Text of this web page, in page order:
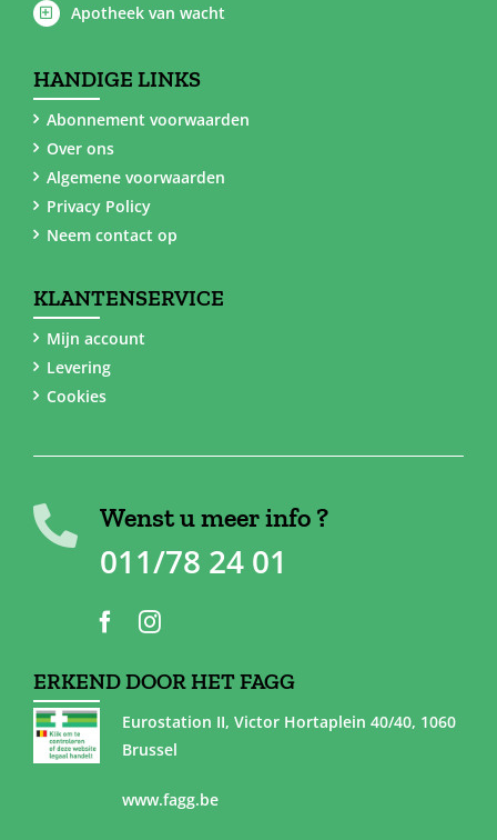
Apotheek van wacht
HANDIGE LINKS
Abonnement voorwaarden
Over ons
Algemene voorwaarden
Privacy Policy
Neem contact op
KLANTENSERVICE
Mijn account
Levering
Cookies
Wenst u meer info ?
011/78 24 01
ERKEND DOOR HET FAGG
Eurostation II, Victor Hortaplein 40/40, 1060
Brussel
www.fagg.be